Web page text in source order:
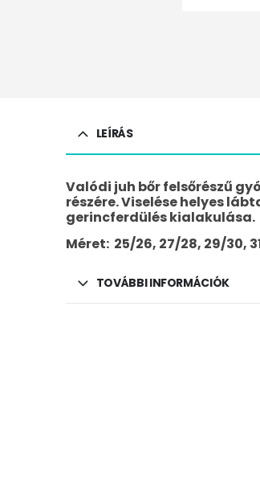
LEÍRÁS
Valódi juh bőr felsőrészű
részére. Viselése helyes
gerincferdülés kialakulása.
Méret: 25/26, 27/28, 29/30,
TOVÁBBI INFORMÁCIÓK